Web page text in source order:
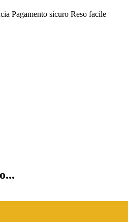
Pagamento sicuro Reso facile